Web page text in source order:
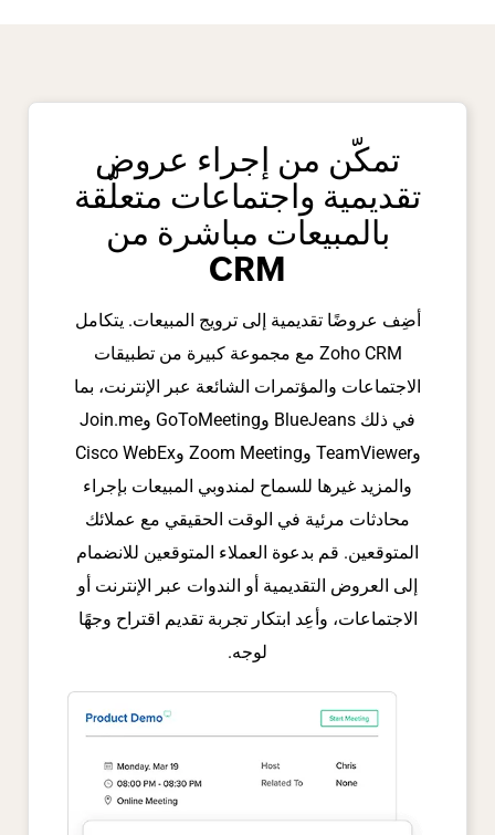
تمكّن من إجراء عروض
تقديمية واجتماعات متعلّقة
بالمبيعات مباشرة من
CRM
أضِف عروضًا تقديمية إلى ترويج المبيعات. يتكامل
Zoho CRM مع مجموعة كبيرة من تطبيقات
الاجتماعات والمؤتمرات الشائعة عبر الإنترنت، بما
في ذلك BlueJeans وGoToMeeting وJoin.me
وTeamViewer وZoom Meeting وCisco WebEx
والمزيد غيرها للسماح لمندوبي المبيعات بإجراء
محادثات مرئية في الوقت الحقيقي مع عملائك
المتوقعين. قم بدعوة العملاء المتوقعين للانضمام
إلى العروض التقديمية أو الندوات عبر الإنترنت أو
الاجتماعات، وأعِد ابتكار تجربة تقديم اقتراح وجهًا
لوجه.